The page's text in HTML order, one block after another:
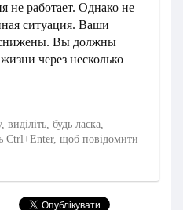
не работает. Однако не
ситуация. Ваши
Вы должны
через несколько
будь ласка,
Ctrl+Enter, щоб повідомити